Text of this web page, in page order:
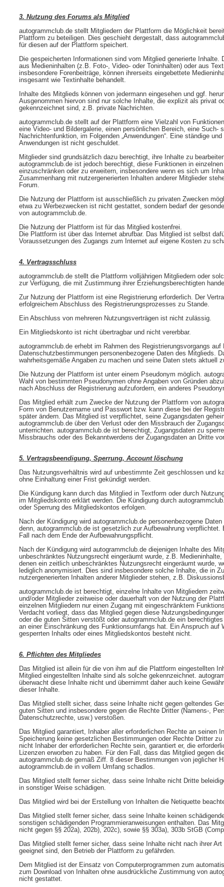
3. Nutzung des Forums als Mitglied
autogrammclub.de stellt Mitgliedern der Plattform die Möglichkeit
Plattform zu beteiligen. Dies geschieht dergestalt, dass
für diesen auf der Plattform speichert.
Die gespeicherten Informationen sind vom Mitglied generierte Inhalte.
aus Medieninhalten (z.B. Foto-, Video- oder Toninhalten) oder aus
insbesondere Forenbeiträge, können ihrerseits eingebettete
insgesamt wie Textinhalte behandelt.
Inhalte des Mitglieds können von jedermann eingesehen und ggf.
Ausgenommen hiervon sind nur solche Inhalte, die explizit als privat
gekennzeichnet sind, z.B. private Nachrichten.
autogrammclub.de stellt auf der Plattform eine Vielzahl von
eine Video- und Bildergalerie, einen persönlichen Bereich, eine Such-
Nachrichtenfunktion, im Folgenden „Anwendungen“. Eine ständige
Anwendungen ist nicht geschuldet.
Mitglieder sind grundsätzlich dazu berechtigt, ihre Inhalte zu
autogrammclub.de ist jedoch berechtigt, diese Funktionen in
einzuschränken oder zu erweitern, insbesondere wenn es sich um
Zusammenhang mit nutzergenerierten Inhalten anderer Mitglieder
Forum.
Die Nutzung der Plattform ist ausschließlich zu privaten Zwecken
etwa zu Werbezwecken ist nicht gestattet, sondern bedarf der
von autogrammclub.de.
Die Nutzung der Plattform ist für das Mitglied kostenfrei.
Die Plattform ist über das Internet abrufbar. Das Mitglied ist selbst
Voraussetzungen des Zugangs zum Internet auf eigene Kosten zu
4. Vertragsschluss
autogrammclub.de stellt die Plattform volljährigen Mitgliedern oder
zur Verfügung, die mit Zustimmung ihrer Erziehungsberechtigten
Zur Nutzung der Plattform ist eine Registrierung erforderlich. Der
erfolgreichem Abschluss des Registrierungsprozesses zu Stande.
Ein Abschluss von mehreren Nutzungsverträgen ist nicht zulässig.
Ein Mitgliedskonto ist nicht übertragbar und nicht vererbbar.
autogrammclub.de erhebt im Rahmen des Registrierungsvorgangs auf
Datenschutzbestimmungen personenbezogene Daten des Mitglieds.
wahrheitsgemäße Angaben zu machen und seine Daten stets aktuell
Die Nutzung der Plattform ist unter einem Pseudonym möglich.
Wahl von bestimmten Pseudonymen ohne Angaben von Gründen
nach Abschluss der Registrierung aufzufordern, ein anderes
Das Mitglied erhält zum Zwecke der Nutzung der Plattform von
Form von Benutzername und Passwort bzw. kann diese bei der
später ändern. Das Mitglied ist verpflichtet, seine Zugangsdaten
autogrammclub.de über den Verlust oder den Missbrauch der
unterrichten. autogrammclub.de ist berechtigt, Zugangsdaten zu
Missbrauchs oder des Bekanntwerdens der Zugangsdaten an Dritte
5. Vertragsbeendigung, Sperrung, Account löschung
Das Nutzungsverhältnis wird auf unbestimmte Zeit geschlossen und
ohne Einhaltung einer Frist gekündigt werden.
Die Kündigung kann durch das Mitglied in Textform oder durch
im Mitgliedskonto erklärt werden. Die Kündigung durch
oder Sperrung des Mitgliedskontos erfolgen.
Nach der Kündigung wird autogrammclub.de personenbezogene
denn, autogrammclub.de ist gesetzlich zur Aufbewahrung verpflichtet.
Fall nach dem Ende der Aufbewahrungspflicht.
Nach der Kündigung wird autogrammclub.de diejenigen Inhalte des
unbeschränktes Nutzungsrecht eingeräumt wurde, z.B.
denen ein zeitlich unbeschränktes Nutzungsrecht eingeräumt wurde,
lediglich anonymisiert. Dies sind insbesondere solche Inhalte, die in
nutzergenerierten Inhalten anderer Mitglieder stehen, z.B.
autogrammclub.de ist berechtigt, einzelne Inhalte von Mitgliedern
und/oder Mitglieder zeitweise oder dauerhaft von der Nutzung der
einzelnen Mitgliedern nur einen Zugang mit eingeschränktem
Verdacht vorliegt, dass das Mitglied gegen diese
oder die guten Sitten verstößt oder autogrammclub.de ein
an einer Einschränkung des Funktionsumfangs hat. Ein Anspruch auf
gesperrten Inhalts oder eines Mitgliedskontos besteht nicht.
6. Pflichten des Mitgliedes
Das Mitglied ist allein für die von ihm auf die Plattform eingestellten
Mitglied eingestellten Inhalte sind als solche gekennzeichnet.
überwacht diese Inhalte nicht und übernimmt daher auch keine
dieser Inhalte.
Das Mitglied stellt sicher, dass seine Inhalte nicht gegen geltendes
guten Sitten und insbesondere gegen die Rechte Dritter (Namens-,
Datenschutzrechte, usw.) verstoßen.
Das Mitglied garantiert, Inhaber aller erforderlichen Rechte an seinen
Speicherung keine gesetzlichen Bestimmungen oder Rechte Dritter
nicht Inhaber der erforderlichen Rechte sein, garantiert er, die
Lizenzen erworben zu haben. Für den Fall, dass das Mitglied gegen
autogrammclub.de gemäß Ziff. 8 dieser Bestimmungen von jeglicher
autogrammclub.de in vollem Umfang schadlos.
Das Mitglied stellt ferner sicher, dass seine Inhalte nicht Dritte
in sonstiger Weise schädigen.
Das Mitglied wird bei der Erstellung von Inhalten die Netiquette
Das Mitglied stellt ferner sicher, dass seine Inhalte keinen
sonstigen schädigenden Programmieranweisungen enthalten. Das
nicht gegen §§ 202a), 202b), 202c), sowie §§ 303a), 303b StGB
Das Mitglied stellt ferner sicher, dass seine Inhalte nicht nach ihrer
geeignet sind, den Betrieb der Plattform zu gefährden.
Dem Mitglied ist der Einsatz von Computerprogrammen zum
zum Download von Inhalten ohne ausdrückliche Zustimmung von
nicht gestattet.